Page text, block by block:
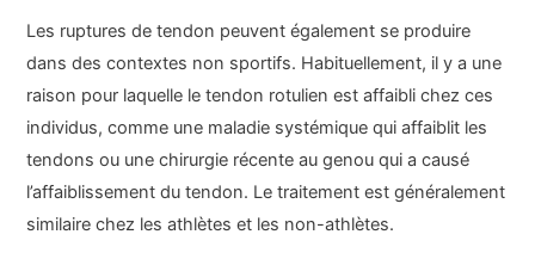
Les ruptures de tendon peuvent également se produire
dans des contextes non sportifs. Habituellement, il y a une
raison pour laquelle le tendon rotulien est affaibli chez ces
individus, comme une maladie systémique qui affaiblit les
tendons ou une chirurgie récente au genou qui a causé
l’affaiblissement du tendon. Le traitement est généralement
similaire chez les athlètes et les non-athlètes.